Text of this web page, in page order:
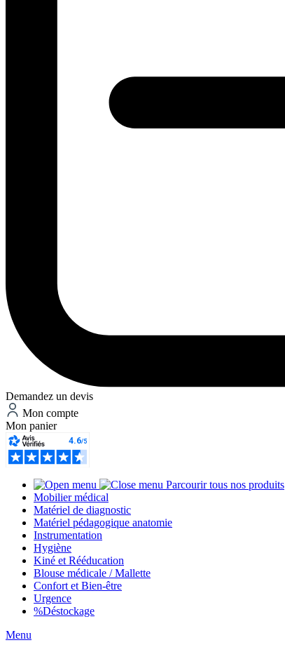
Demandez un devis
Mon compte
Mon panier
Parcourir tous nos produits
Mobilier médical
Matériel de diagnostic
Matériel pédagogique anatomie
Instrumentation
Hygiène
Kiné et Rééducation
Blouse médicale / Mallette
Confort et Bien-être
Urgence
%Déstockage
Menu